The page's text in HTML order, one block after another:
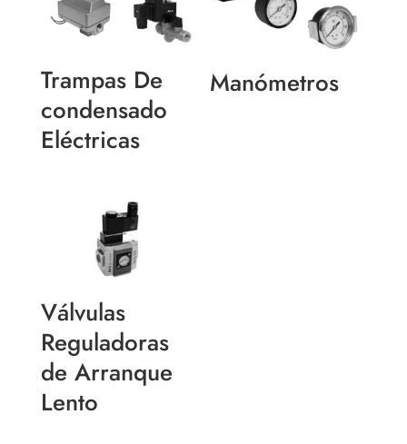
Trampas De
condensado
Eléctricas
Manómetros
Válvulas
Reguladoras
de Arranque
Lento